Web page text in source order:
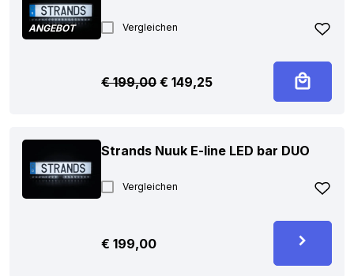
ANGEBOT Vergleichen
€199,00 Ursprünglicher
€ 199,00
€ 149,25Aktueller
€ 149,25.
Strands Nuuk E-line LED bar DUO
Vergleichen
€ 199,00